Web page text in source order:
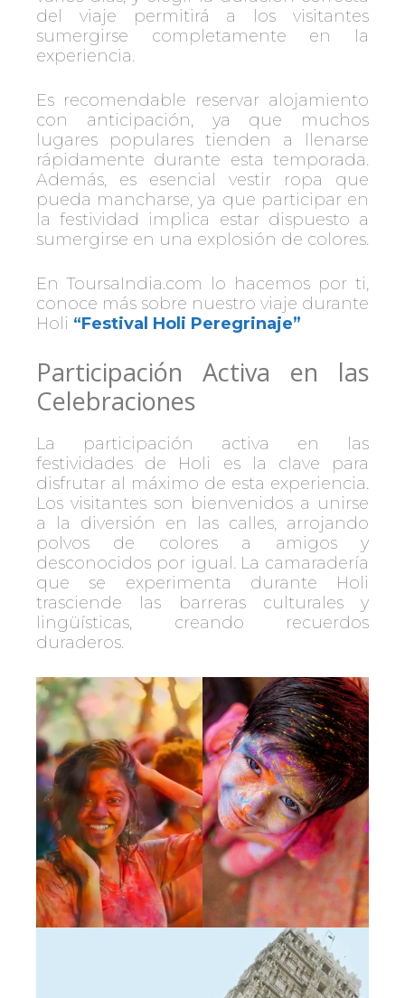
del viaje permitirá a los visitantes
sumergirse completamente en la
experiencia.
Es recomendable reservar alojamiento
con anticipación, ya que muchos
lugares populares tienden a llenarse
rápidamente durante esta temporada.
Además, es esencial vestir ropa que
pueda mancharse, ya que participar en
la festividad implica estar dispuesto a
sumergirse en una explosión de colores.
En ToursaIndia.com lo hacemos por ti,
conoce más sobre nuestro viaje durante
Holi “Festival Holi Peregrinaje”
Participación Activa en las
Celebraciones
La participación activa en las
festividades de Holi es la clave para
disfrutar al máximo de esta experiencia.
Los visitantes son bienvenidos a unirse
a la diversión en las calles, arrojando
polvos de colores a amigos y
desconocidos por igual. La camaradería
que se experimenta durante Holi
trasciende las barreras culturales y
lingüísticas, creando recuerdos
duraderos.